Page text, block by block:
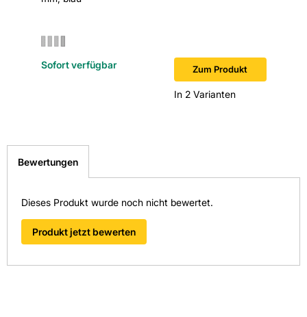
Zum Produkt
In 2 Varianten
Sofort verfügbar
Bewertungen
Dieses Produkt wurde noch nicht bewertet.
Produkt jetzt bewerten